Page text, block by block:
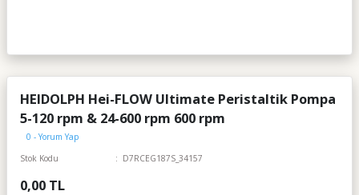
HEIDOLPH Hei-FLOW Ultimate Peristaltik Pompa
5-120 rpm & 24-600 rpm 600 rpm
0 - Yorum Yap
Stok Kodu
D7RCEG187S_34157
0,00 TL